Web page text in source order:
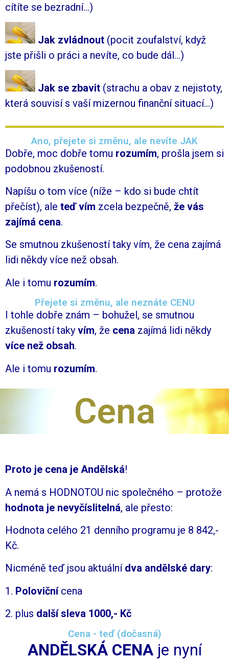
cítíte se bezradní…)
Jak zvládnout (pocit zoufalství, když
jste přišli o práci a nevíte, co bude dál…)
Jak se zbavit (strachu a obav z nejistoty,
která souvisí s vaší mizernou finanční situací…)
Ano, přejete si změnu, ale nevíte JAK
Dobře, moc dobře tomu rozumím, prošla jsem si
podobnou zkušeností.
Napíšu o tom více (níže – kdo si bude chtít
přečíst), ale teď vím zcela bezpečně, že vás
zajímá cena.
Se smutnou zkušeností taky vím, že cena zajímá
lidi někdy více než obsah.
Ale i tomu rozumím.
Přejete si změnu, ale neznáte CENU
I tohle dobře znám – bohužel, se smutnou
zkušeností taky vím, že cena zajímá lidi někdy
více než obsah.
Ale i tomu rozumím.
Cena
Proto je cena je Andělská!
A nemá s HODNOTOU nic společného – protože
hodnota je nevyčíslitelná, ale přesto:
Hodnota celého 21 denního programu je 8 842,-
Kč.
Nicméně teď jsou aktuální dva andělské dary:
1. Poloviční cena
2. plus další sleva 1000,- Kč
Cena - teď (dočasná)
ANDĚLSKÁ CENAje nyní